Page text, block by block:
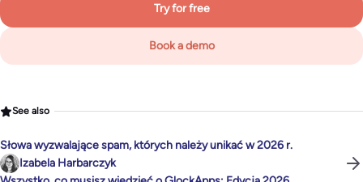
Try for free
Book a demo
See also
Słowa wyzwalające spam, których należy unikać w 2026 r.
Izabela Harbarczyk